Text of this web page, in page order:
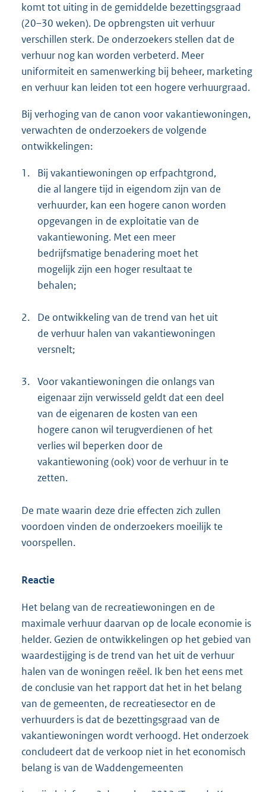
komt tot uiting in de gemiddelde bezettingsgraad
(20–30 weken). De opbrengsten uit verhuur
verschillen sterk. De onderzoekers stellen dat de
verhuur nog kan worden verbeterd. Meer
uniformiteit en samenwerking bij beheer, marketing
en verhuur kan leiden tot een hogere verhuurgraad.
Bij verhoging van de canon voor vakantiewoningen,
verwachten de onderzoekers de volgende
ontwikkelingen:
1.
Bij vakantiewoningen op erfpachtgrond,
die al langere tijd in eigendom zijn van de
verhuurder, kan een hogere canon worden
opgevangen in de exploitatie van de
vakantiewoning. Met een meer
bedrijfsmatige benadering moet het
mogelijk zijn een hoger resultaat te
behalen;
2.
De ontwikkeling van de trend van het uit
de verhuur halen van vakantiewoningen
versnelt;
3. Voor vakantiewoningen die onlangs van
eigenaar zijn verwisseld geldt dat een deel
van de eigenaren de kosten van een
hogere canon wil terugverdienen of het
verlies wil beperken door de
vakantiewoning (ook) voor de verhuur in te
zetten.
De mate waarin deze drie effecten zich zullen
voordoen vinden de onderzoekers moeilijk te
voorspellen.
Reactie
Het belang van de recreatiewoningen en de
maximale verhuur daarvan op de locale economie is
helder. Gezien de ontwikkelingen op het gebied van
waardestijging is de trend van het uit de verhuur
halen van de woningen reëel. Ik ben het eens met
de conclusie van het rapport dat het in het belang
van de gemeenten, de recreatiesector en de
verhuurders is dat de bezettingsgraad van de
vakantiewoningen wordt verhoogd. Het onderzoek
concludeert dat de verkoop niet in het economisch
belang is van de Waddengemeenten